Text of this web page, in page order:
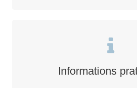
Informations